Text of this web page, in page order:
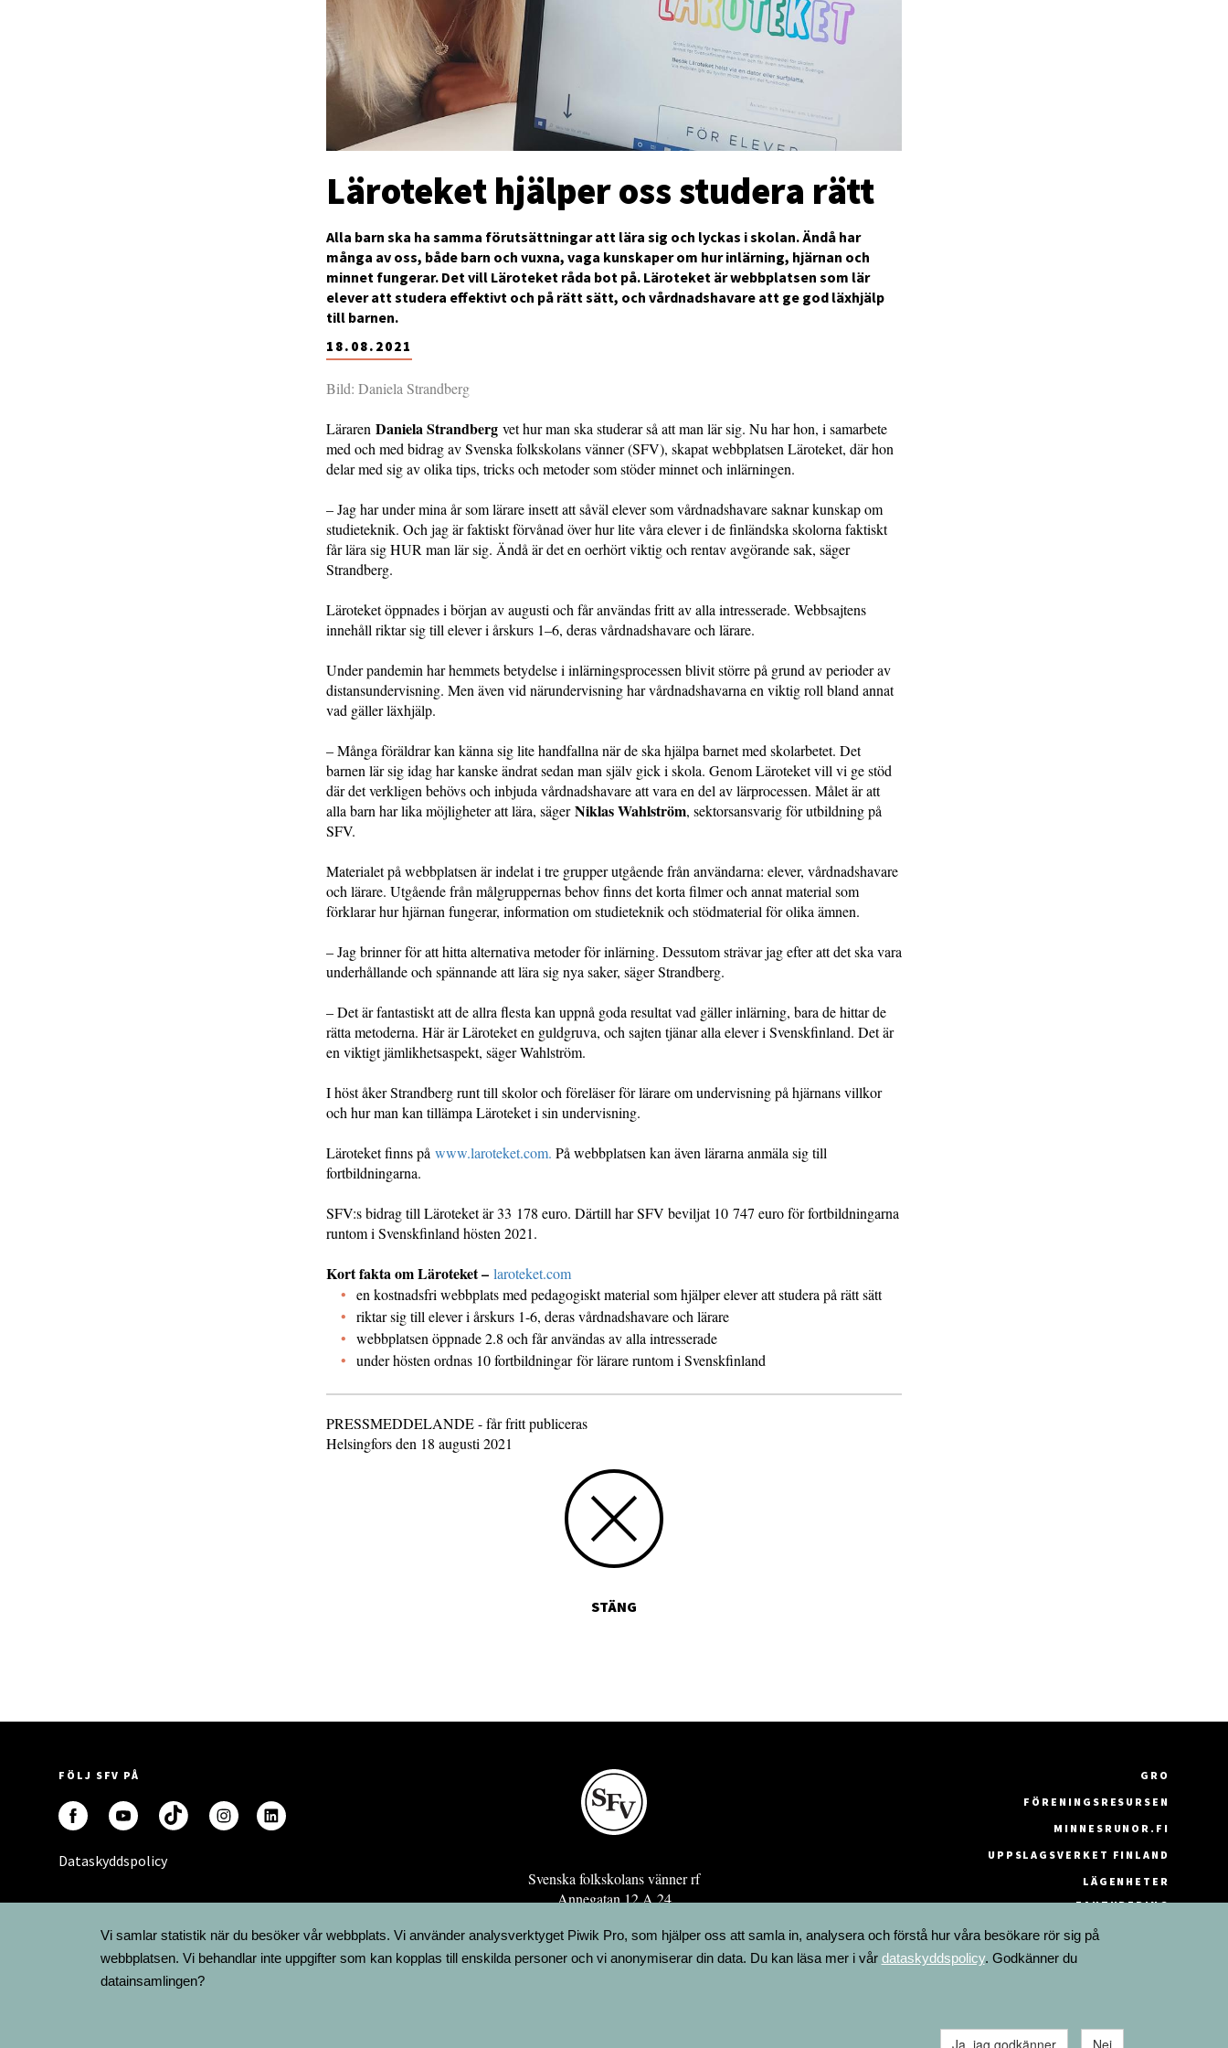
Läroteket hjälper oss studera rätt
18.08.2021
Alla barn ska ha samma förutsättningar att lära sig och lyckas i skolan. Ändå har
många av oss, både barn och vuxna, vaga kunskaper om hur inlärning, hjärnan och
minnet fungerar. Det vill Läroteket råda bot på. Läroteket är webbplatsen som lär
elever att studera effektivt och på rätt sätt, och vårdnadshavare att ge god läxhjälp
till barnen.
Bild: Daniela Strandberg
Läraren Daniela Strandberg vet hur man ska studerar så att man lär sig. Nu har hon, i samarbete
med och med bidrag av Svenska folkskolans vänner (SFV), skapat webbplatsen Läroteket, där hon
delar med sig av olika tips, tricks och metoder som stöder minnet och inlärningen.
– Jag har under mina år som lärare insett att såväl elever som vårdnadshavare saknar kunskap om
studieteknik. Och jag är faktiskt förvånad över hur lite våra elever i de finländska skolorna faktiskt
får lära sig HUR man lär sig. Ändå är det en oerhört viktig och rentav av­görande sak, säger
Strandberg.
Läroteket öppnades i början av augusti och får användas fritt av alla intresserade. Webbsajtens
innehåll riktar sig till elever i årskurs 1–6, deras vårdnadshavare och lärare.
Under pandemin har hemmets betydelse i inlärningsprocessen blivit större på grund av perioder av
distansundervisning. Men även vid närundervisning har vårdnadshavarna en viktig roll bland annat
vad gäller läxhjälp.
– Många föräldrar kan känna sig lite handfallna när de ska hjälpa barnet med skolarbetet. Det
barnen lär sig idag har kanske ändrat sedan man själv gick i skola. Genom Läroteket vill vi ge stöd
där det verkligen behövs och inbjuda vårdnadshavare att vara en del av lärprocessen. Målet är att
alla barn har lika möjligheter att lära, sägerNiklas Wahlström, sektorsansvarig för utbildning på
SFV.
Materialet på webbplatsen är indelat i tre grupper utgående från användarna: elever, vårdnadshavare
och lärare. Utgående från målgruppernas behov finns det korta filmer och annat material som
förklarar hur hjärnan fungerar, information om studieteknik och stödmaterial för olika ämnen.
– Jag brinner för att hitta alternativa metoder för inlärning. Dessutom strävar jag efter att det ska vara
underhållande och spännande att lära sig nya saker, säger Strandberg.
– Det är fantastiskt att de allra flesta kan uppnå goda resultat vad gäller inlärning, bara de hittar de
rätta metoderna. Här är Läroteket en guldgruva, och sajten tjänar alla elever i Svenskfinland. Det är
en viktigt jämlikhetsaspekt, säger Wahlström.
I höst åker Strandberg runt till skolor och föreläser för lärare om undervisning på hjärnans villkor
och hur man kan tillämpa Läroteket i sin undervisning.
Läroteket finns på www.laroteket.com. På webbplatsen kan även lärarna anmäla sig till
fortbildningarna.
SFV:s bidrag till Läroteket är 33 178 euro. Därtill har SFV beviljat 10 747 euro för fortbildningarna
runtom i Svenskfinland hösten 2021.
Kort fakta om Läroteket – laroteket.com
en kostnadsfri webbplats med pedagogiskt material som hjälper elever att studera på rätt sätt
riktar sig till elever i årskurs 1-6, deras vårdnadshavare och lärare
webbplatsen öppnade 2.8 och får användas av alla intresserade
under hösten ordnas 10 fortbildningar för lärare runtom i Svenskfinland
PRESSMEDDELANDE - får fritt publiceras
Helsingfors den 18 augusti 2021
STÄNG
FÖLJ SFV PÅ
Dataskyddspolicy
Svenska folkskolans vänner rf
Annegatan 12 A 24
sfv@sfv.fi
GRO
FÖRENINGSRESURSEN
MINNESRUNOR.FI
UPPSLAGSVERKET FINLAND
LÄGENHETER
FAKTURERING
Vi samlar statistik när du besöker vår webbplats. Vi använder analysverktyget Piwik Pro, som hjälper oss att samla in, analysera och förstå hur våra besökare rör sig på
webbplatsen. Vi behandlar inte uppgifter som kan kopplas till enskilda personer och vi anonymiserar din data. Du kan läsa mer i vår dataskyddspolicy. Godkänner du
datainsamlingen?
Ja, jag godkänner Nej